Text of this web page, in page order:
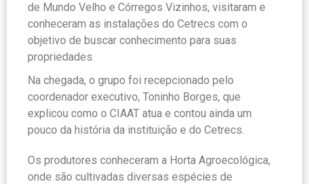
de Mundo Velho e Córregos Vizinhos, visitaram e
conheceram as instalações do Cetrecs com o
objetivo de buscar conhecimento para suas
propriedades.
Na chegada, o grupo foi recepcionado pelo
coordenador executivo, Toninho Borges, que
explicou como o CIAAT atua e contou ainda um
pouco da história da instituição e do Cetrecs.
Os produtores conheceram a Horta Agroecológica,
onde são cultivadas diversas espécies de